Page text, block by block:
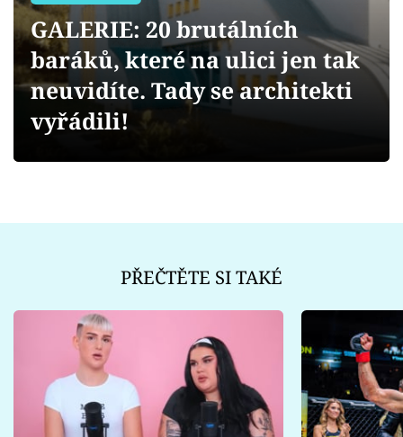
Videa
Sledujte prima+
GALERIE: 20 brutálních
baráků, které na ulici jen tak
neuvidíte. Tady se architekti
vyřádili!
PŘEČTĚTE SI TAKÉ